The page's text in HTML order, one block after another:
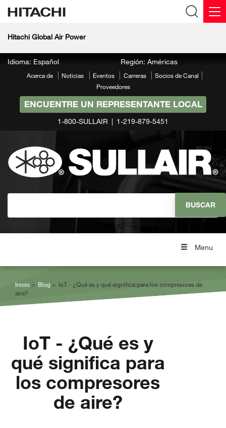
Hitachi Global Air Power
Idioma: Español Región: Américas
Acerca de Noticias Eventos Carreras
Socios de Canal
Proveedores
ENCUENTRE UN REPRESENTANTE LOCAL
1-800-SULLAIR 1-219-879-5451
Menu
Inicio Blog
IoT - ¿Qué es y qué significa para los compresores de
aire?
IoT - ¿Qué es y
qué significa para
los compresores
de aire?